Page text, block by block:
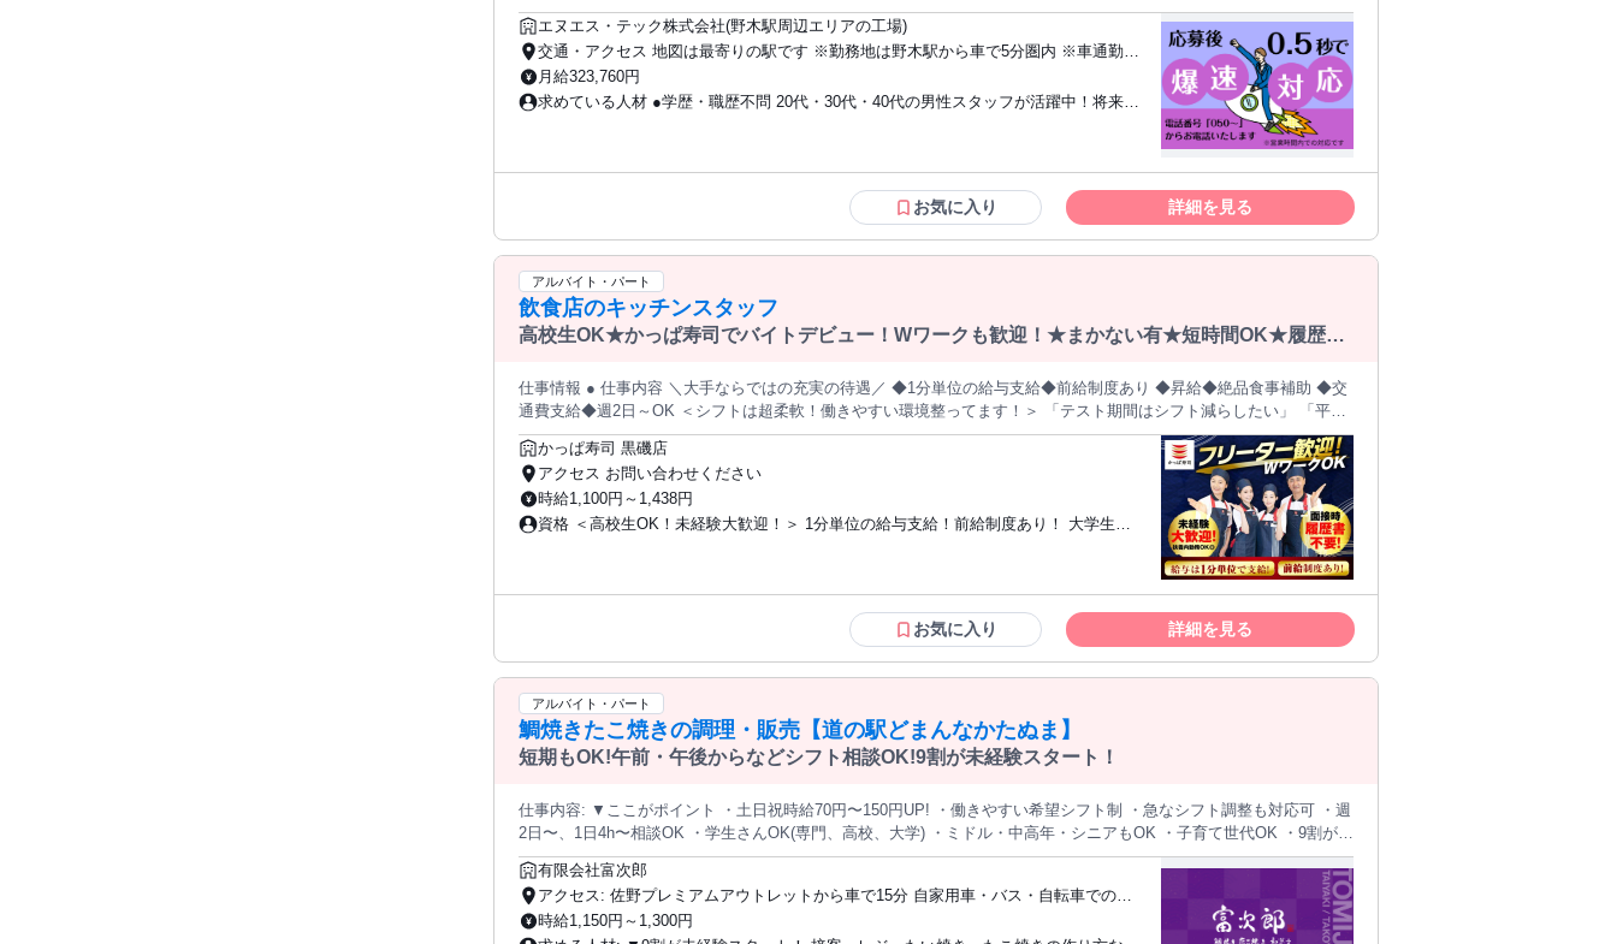
事です！ 【工程管理】のお仕事をお任せします！ ＜お仕事内容＞ 注文や受注について日々確認し、 納期の回答を行い
ます。 また、生産の計画の策定にも 携わります。 その他、現場の作業者や営業からの 問い合わせの対応、PCを使用
した データの入力作業もお願いします。 《 コミュニケーションが多い職場です！ 》 作業者や営業の方など・・・関
わる方はさまざま！いろんな人と関わってお仕事をするのが好き！という方にピッタリの職場です♪ 《 高収入×日勤専
属 》 お仕事は人気の日勤専属♪さらに時給1750円だから、月32万以上稼ぐことも可能です◎ 《 野木駅から車でスグ 》
職場はJR宇都宮線の野木駅から車で10分の所にあります！工場からコンビニまで車で3分ほどで行けるので昼食にも困
エヌエス・テック株式会社(野木駅周辺エリアの工場)
交通・アクセス 地図は最寄りの駅です ※勤務地は野木駅から車で5分圏内 ※車通勤
OK
月給323,760円
求めている人材 ●学歴・職歴不問 20代・30代・40代の男性スタッフが活躍中！将来的
※Fluency in Japanese reading, writing, and oral communication is needed, therefore
お気に入り 詳細を見る
アルバイト・パート
飲食店のキッチンスタッフ
高校生OK★かっぱ寿司でバイトデビュー！Wワークも歓迎！★まかない有★短時間OK★履歴書
仕事情報 ● 仕事内容 ＼大手ならではの充実の待遇／ ◆1分単位の給与支給◆前給制度あり ◆昇給◆絶品食事補助 ◆交
通費支給◆週2日～OK ＜シフトは超柔軟！働きやすい環境整ってます！＞ 「テスト期間はシフト減らしたい」 「平日
のみ、家事と両立しながら働きたい」といった相談OK！ ライフスタイルに合わせて働けますよ◎ ＜初バイトにもおす
すめ＞ バイトデビューも大歓迎！ 授業や部活、サークル、ゼミ終わりは 「かっぱ寿司」でアルバイト♪ ネタの用意や
盛り付けなどの キッチン業務全般をお任せ！ 丁寧な研修があるので未経験の方でも安心！ あなたのペースに合わせて
ゆっくりはじめていきましょう！ ※状況に応じて、他業務もお任せする場合があります ＜頑張りはしっかり評価＞ 経
験や能力が上がるにつれて、 昇給制度で時給もUP！ また、給与は1分単位で支給！ 働いた分はしっかり給与に還元し
ェ、寿司、 回転寿司、ベーカリー、うどん、弁当、ピザ、スイーツ とんかつ、カレー、定食屋、蕎麦屋 ＋
「牛角」 「かっぱ寿司」「温野菜」「大戸屋」 「ステーキ宮」「フレッシュネスバーガー」など、 20超のブランドを
全国に2500店舗以上展開。 全従業員が、安心して働ける職場環境をご用意してます！ ＋───────────────＋
かっぱ寿司 黒磯店
アクセス お問い合わせください
時給1,100円～1,438円
資格 ＜高校生OK！未経験大歓迎！＞ 1分単位の給与支給！前給制度あり！ 大学生・
語や中国語などが得意な方も活躍中 ◆ハローワークで求職活動中の方にもピッタリ！
◆同世代のバイト友達ができる職場を探している方 ◆未経験でも簡単に始められる仕
事を探している方 ◆最寄り駅や家、学校の近くで働きたい方
お気に入り 詳細を見る
アルバイト・パート
鯛焼きたこ焼きの調理・販売【道の駅どまんなかたぬま】
短期もOK!午前・午後からなどシフト相談OK!9割が未経験スタート！
仕事内容: ▼ここがポイント ・土日祝時給70円〜150円UP! ・働きやすい希望シフト制 ・急なシフト調整も対応可 ・週
2日〜、1日4h〜相談OK ・学生さんOK(専門、高校、大学) ・ミドル・中高年・シニアもOK ・子育て世代OK ・9割が未
経験スタート ・即日勤務OK ・短期もOK 鯛焼きとたこ焼きを調理・販売するお仕事です。地域のお客様に愛される美
味しい商品を一緒に提供していきましょう！ 【主な仕事内容】 * 鯛焼きやたこ焼きの製造、調理 * 顧客への販売対応 *
店舗の清掃や在庫管理 * 団子やわらび餅など和菓子の販売 * レジ対応 ▼たこ焼き・たい焼きの調理工程 〈たこ焼き製
造工程〉 生地投入 ↓ かえし ↓ 形を整える ↓ 焼け具合によってコロコロする ↓ 完成！ 〈たい焼き製造工程〉 生地投入 ↓
有限会社富次郎
アクセス: 佐野プレミアムアウトレットから車で15分 自家用車・バス・自転車での通
勤も可能です。詳細なアクセス方法については面接時にご案内いたします。
時給1,150円～1,300円